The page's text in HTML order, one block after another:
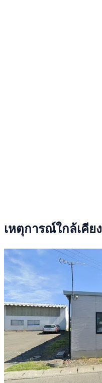
เหตุการณ์ใกล้เคียง